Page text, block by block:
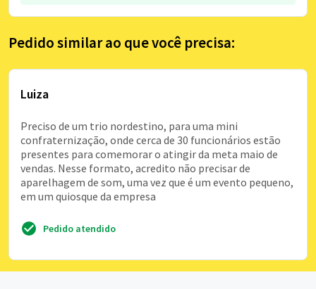
Pedido similar ao que você precisa:
Luiza
Preciso de um trio nordestino, para uma mini
confraternização, onde cerca de 30 funcionários estão
presentes para comemorar o atingir da meta maio de
vendas. Nesse formato, acredito não precisar de
aparelhagem de som, uma vez que é um evento pequeno,
em um quiosque da empresa
Pedido atendido